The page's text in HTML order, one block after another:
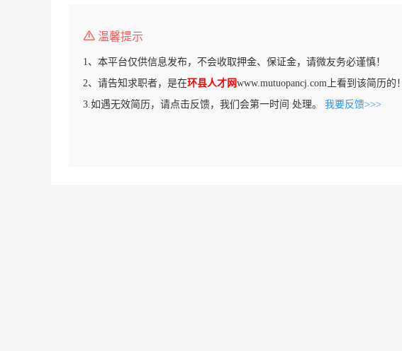
温馨提示
1、本平台仅供信息发布，不会收取押金、保证金，请微友务必谨慎！
2、请告知求职者，是在环县人才网www.mutuopancj.com上看到该简历的！
3.如遇无效简历，请点击反馈，我们会第一时间 处理。 我要反馈>>>